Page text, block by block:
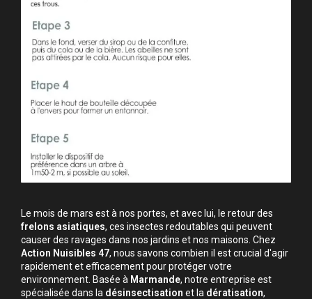
Le mois de mars est à nos portes, et avec lui, le retour des
frelons asiatiques, ces insectes redoutables qui peuvent
causer des ravages dans nos jardins et nos maisons. Chez
Action Nuisibles 47, nous savons combien il est crucial d'agir
rapidement et efficacement pour protéger votre
environnement. Basée à Marmande, notre entreprise est
spécialisée dans la désinsectisation et la dératisation,